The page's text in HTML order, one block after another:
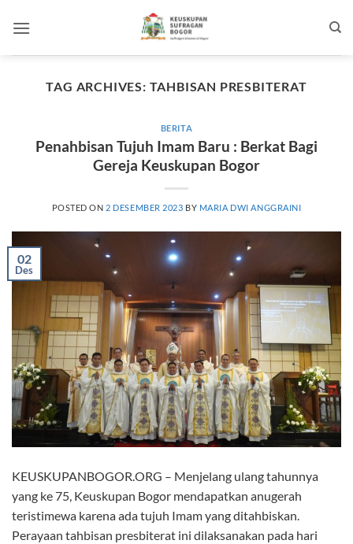
TAG ARCHIVES: TAHBISAN PRESBITERAT
BERITA
Penahbisan Tujuh Imam Baru : Berkat Bagi
Gereja Keuskupan Bogor
POSTED ON 2 DESEMBER 2023 BY MARIA DWI ANGGRAINI
02
Des
KEUSKUPANBOGOR.ORG – Menjelang ulang tahunnya
yang ke 75, Keuskupan Bogor mendapatkan anugerah
teristimewa karena ada tujuh Imam yang ditahbiskan.
Perayaan tahbisan presbiterat ini dilaksanakan pada hari